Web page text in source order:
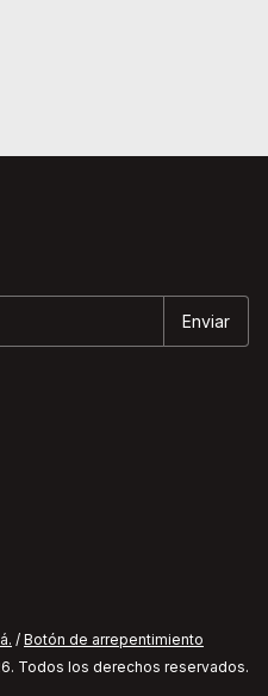
/ Botón de arrepentimiento
Todos los derechos reservados.